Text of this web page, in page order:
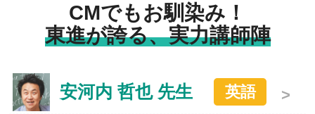
CMでもお馴染み！
東進が誇る、実力講師陣
安河内 哲也 先生 英語